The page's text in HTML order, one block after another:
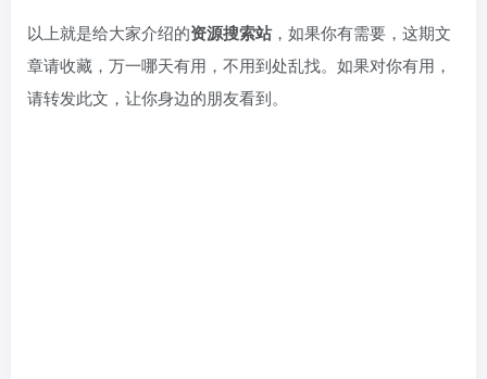
以上就是给大家介绍的资源搜索站，如果你有需要，这期文
章请收藏，万一哪天有用，不用到处乱找。如果对你有用，
请转发此文，让你身边的朋友看到。